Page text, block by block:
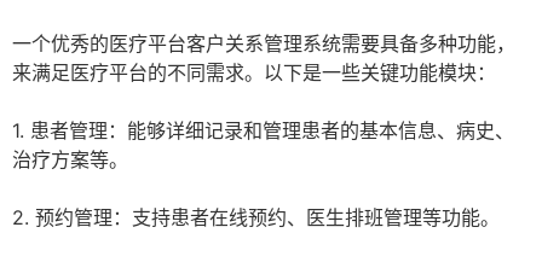
一个优秀的医疗平台客户关系管理系统需要具备多种功能，
来满足医疗平台的不同需求。以下是一些关键功能模块：
1. 患者管理：能够详细记录和管理患者的基本信息、病史、
治疗方案等。
2. 预约管理：支持患者在线预约、医生排班管理等功能。